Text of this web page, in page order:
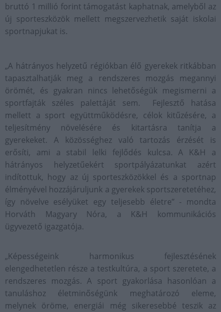
bruttó 1 millió forint támogatást kaphatnak, amelyből az
új sporteszközök mellett megszervezhetik saját iskolai
sportnapjukat is.
„A hátrányos helyzetű régiókban élő gyerekek ritkábban
tapasztalhatják meg a rendszeres mozgás megannyi
örömét, és gyakran nincs lehetőségük megismerni a
sportfajták széles palettáját sem. Fejlesztő hatása
mellett a sport együttműködésre, célok kitűzésére, a
teljesítmény növelésére és kitartásra tanítja a
gyerekeket. A közösséghez való tartozás érzését is
erősíti, ami a stabil lelki fejlődés kulcsa. A K&H a
hátrányos helyzetűekért sportpályázatunkat azért
indítottuk, hogy az új sporteszközökkel és a sportnap
élményével hozzájáruljunk a gyerekek sportszeretetéhez,
így növelve esélyüket egy teljesebb életre” - mondta
Horváth Magyary Nóra, a K&H kommunikációs
ügyvezető igazgatója.
„Képességeink harmonikus fejlesztésének
elengedhetetlen része a testkultúra, a sport szeretete, a
rendszeres mozgás. A sport gyakorlása hasonlóan a
tanuláshoz életminőségünk meghatározó eleme,
melynek öröme, energiái még sikeresebbé teszik az